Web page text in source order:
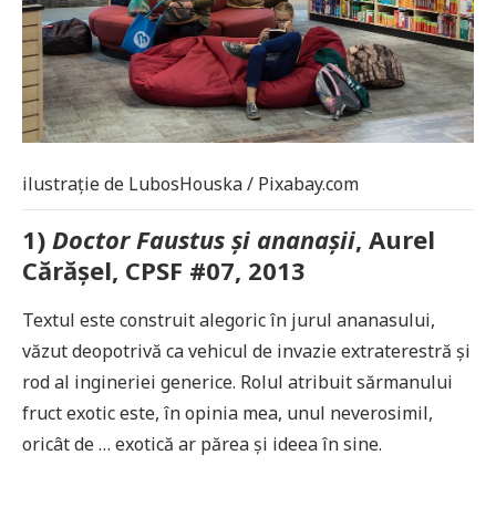
ilustrație de LubosHouska / Pixabay.com
1) Doctor Faustus și ananașii, Aurel
Cărășel, CPSF #07, 2013
Textul este construit alegoric în jurul ananasului,
văzut deopotrivă ca vehicul de invazie extraterestră și
rod al ingineriei generice. Rolul atribuit sărmanului
fruct exotic este, în opinia mea, unul neverosimil,
oricât de … exotică ar părea și ideea în sine.